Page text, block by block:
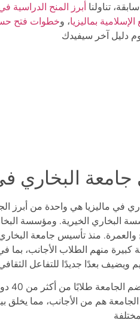
تناولنا أبرز المنح الدراسية
بماليزيا، وخطوات فتح
البخاري
البخاري الخيرية. ومؤسسة
منهم الطلاب الأجانب، بما
هم من الأجانب، مما يخلق